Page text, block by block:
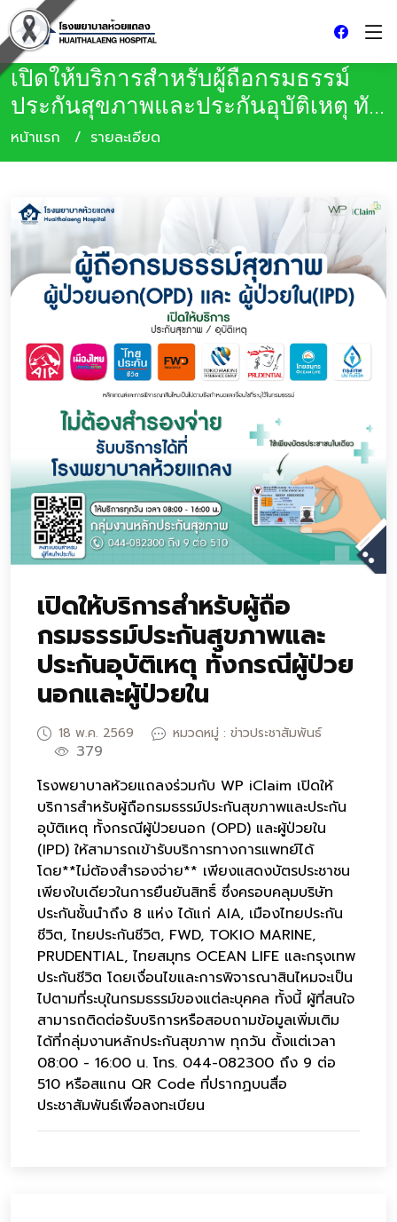
เปิดให้บริการสำหรับผู้ถือกรมธรรม์
ประกันสุขภาพและประกันอุบัติเหตุ ทั...
หน้าแรก รายละเอียด
เปิดให้บริการสำหรับผู้ถือ
กรมธรรม์ประกันสุขภาพและ
ประกันอุบัติเหตุ ทั้งกรณีผู้ป่วย
นอกและผู้ป่วยใน
18 พ.ค. 2569 หมวดหมู่ : ข่าวประชาสัมพันธ์
379
โรงพยาบาลห้วยแถลงร่วมกับ WP iClaim เปิดให้
บริการสำหรับผู้ถือกรมธรรม์ประกันสุขภาพและประกัน
อุบัติเหตุ ทั้งกรณีผู้ป่วยนอก (OPD) และผู้ป่วยใน
(IPD) ให้สามารถเข้ารับบริการทางการแพทย์ได้
โดย**ไม่ต้องสำรองจ่าย** เพียงแสดงบัตรประชาชน
เพียงใบเดียวในการยืนยันสิทธิ์ ซึ่งครอบคลุมบริษัท
ประกันชั้นนำถึง 8 แห่ง ได้แก่ AIA, เมืองไทยประกัน
ชีวิต, ไทยประกันชีวิต, FWD, TOKIO MARINE,
PRUDENTIAL, ไทยสมุทร OCEAN LIFE และกรุงเทพ
ประกันชีวิต โดยเงื่อนไขและการพิจารณาสินไหมจะเป็น
ไปตามที่ระบุในกรมธรรม์ของแต่ละบุคคล ทั้งนี้ ผู้ที่สนใจ
สามารถติดต่อรับบริการหรือสอบถามข้อมูลเพิ่มเติม
ได้ที่กลุ่มงานหลักประกันสุขภาพ ทุกวัน ตั้งแต่เวลา
08:00 - 16:00 น. โทร. 044-082300 ถึง 9 ต่อ
510 หรือสแกน QR Code ที่ปรากฏบนสื่อ
ประชาสัมพันธ์เพื่อลงทะเบียน